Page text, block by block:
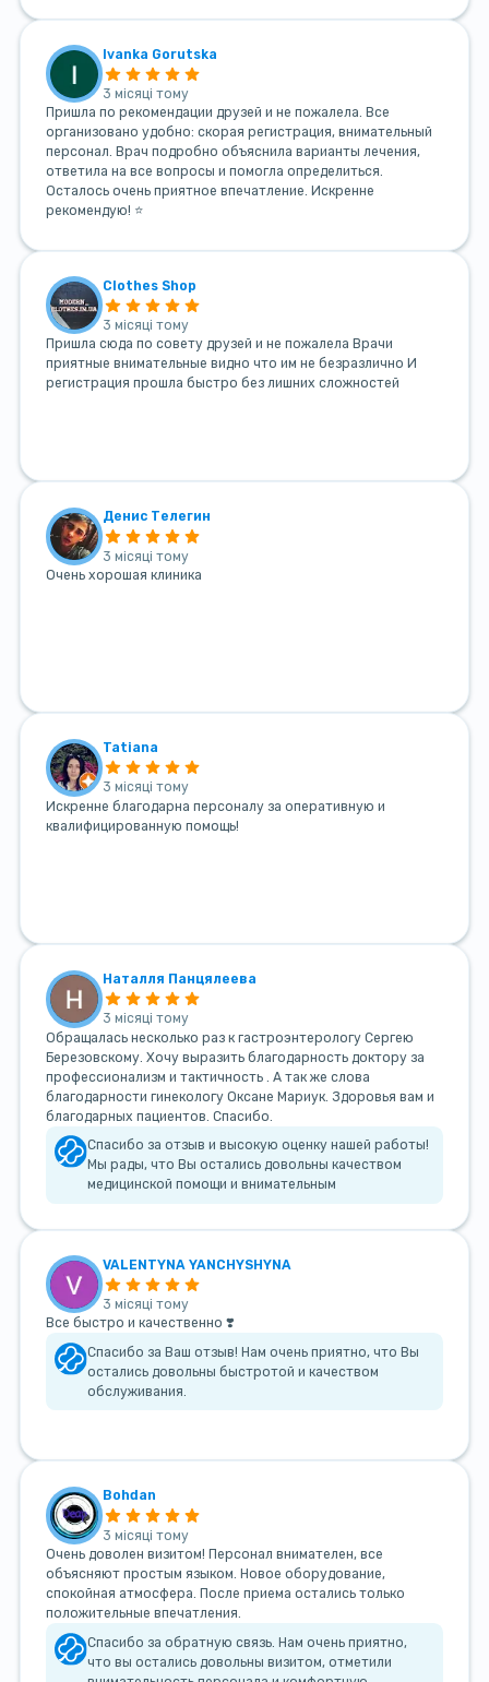
Ivanka Gorutska
3 місяці тому
Пришла по рекомендации друзей и не пожалела. Все
организовано удобно: скорая регистрация, внимательный
персонал. Врач подробно объяснила варианты лечения,
ответила на все вопросы и помогла определиться.
Осталось очень приятное впечатление. Искренне
рекомендую! ⭐
Clothes Shop
3 місяці тому
Пришла сюда по совету друзей и не пожалела Врачи
приятные внимательные видно что им не безразлично И
регистрация прошла быстро без лишних сложностей
Денис Телегин
3 місяці тому
Очень хорошая клиника
Tatiana
3 місяці тому
Искренне благодарна персоналу за оперативную и
квалифицированную помощь!
Наталля Панцялеева
3 місяці тому
Обращалась несколько раз к гастроэнтерологу Сергею
Березовскому. Хочу выразить благодарность доктору за
профессионализм и тактичность . А так же слова
благодарности гинекологу Оксане Мариук. Здоровья вам и
благодарных пациентов. Спасибо.
Спасибо за отзыв и высокую оценку нашей работы!
Мы рады, что Вы остались довольны качеством
медицинской помощи и внимательным
VALENTYNA YANCHYSHYNA
3 місяці тому
Все быстро и качественно ❣️
Спасибо за Ваш отзыв! Нам очень приятно, что Вы
остались довольны быстротой и качеством
обслуживания.
Bohdan
3 місяці тому
Очень доволен визитом! Персонал внимателен, все
объясняют простым языком. Новое оборудование,
спокойная атмосфера. После приема остались только
положительные впечатления.
Спасибо за обратную связь. Нам очень приятно,
что вы остались довольны визитом, отметили